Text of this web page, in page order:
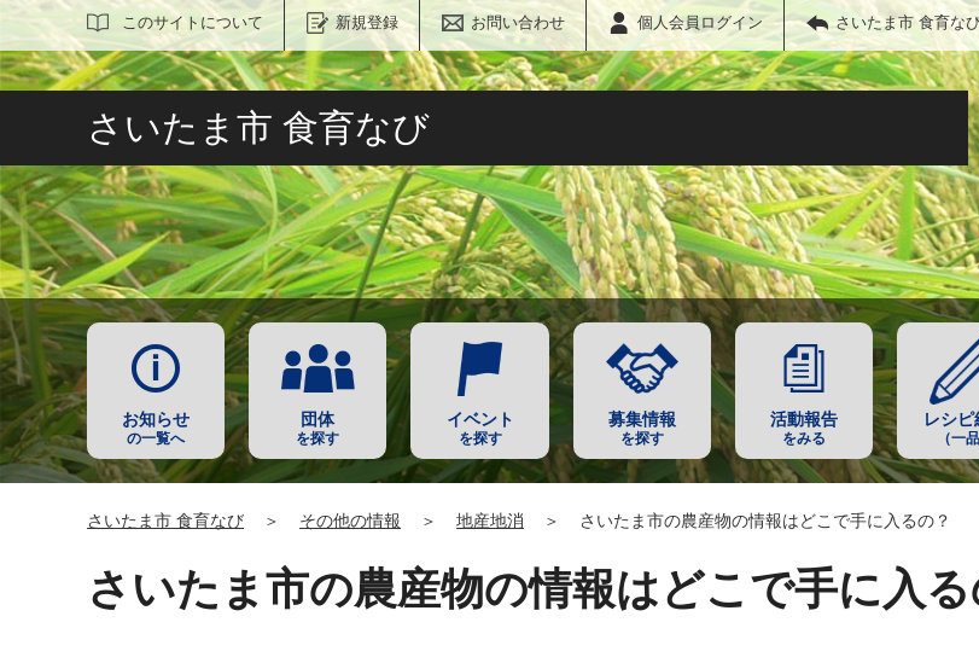
このサイトについて 新規登録 お問い合わせ 個人会員ログイン さいたま市 食育な
サイト内検索
さいたま市 食育なび
お知らせ
の一覧へ
団体
を探す
イベント
を探す
募集情報
を探す
活動報告
をみる
レシピ
（一品
さいたま市 食育なび ＞ その他の情報 ＞ 地産地消 ＞ さいたま市の農産物の情報はどこで手に入るの？
さいたま市の農産物の情報はどこで手に入る